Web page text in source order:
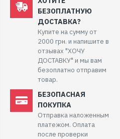
БЕЗОПЛАТНУЮ
ДОСТАВКА?
Купите на сумму от
2000 грн. и напишите в
отзывах "ХОЧУ
ДОСТАВКУ" и мы вам
безоплатно отправим
товар.
БЕЗОПАСНАЯ
ПОКУПКА
Отправка наложенным
платежом. Оплата
после проверки